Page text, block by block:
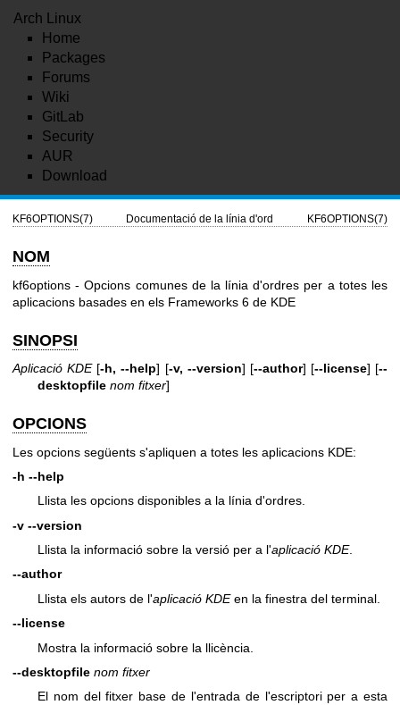
Arch Linux
Home
Packages
Forums
Wiki
GitLab
Security
AUR
Download
KF6OPTIONS(7) Documentació de la línia d'ord KF6OPTIONS(7)
NOM
kf6options - Opcions comunes de la línia d'ordres per a totes les
aplicacions basades en els Frameworks 6 de KDE
SINOPSI
Aplicació KDE[-h, --help] [-v, --version] [--author] [--license] [--
desktopfile nom fitxer]
OPCIONS
Les opcions següents s'apliquen a totes les aplicacions KDE:
-h --help
Llista les opcions disponibles a la línia d'ordres.
-v --version
Llista la informació sobre la versió per a l'aplicació KDE.
--author
Llista els autors de l'aplicació KDEen la finestra del terminal.
--license
Mostra la informació sobre la llicència.
--desktopfile nom fitxer
El nom del fitxer base de l'entrada de l'escriptori per a esta